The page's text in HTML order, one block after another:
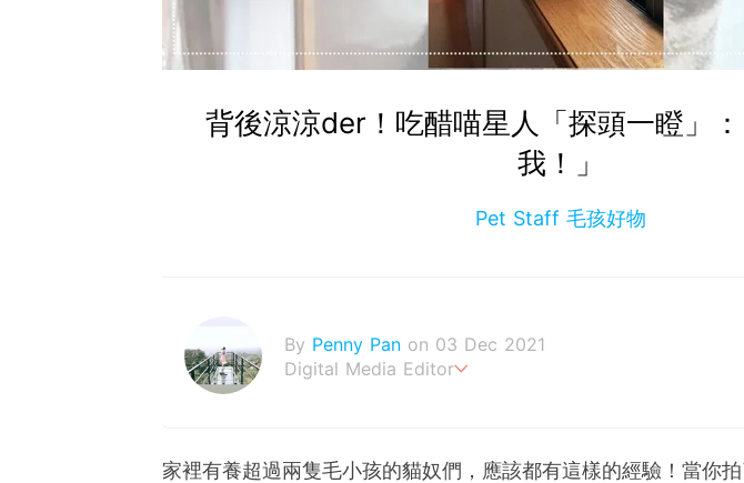
背後涼涼der！吃醋喵星人「探頭一瞪」
我！」
Pet Staff 毛孩好物
By Penny Pan on 03 Dec 2021
Digital Media Editor
家裡有養超過兩隻毛小孩的貓奴們，應該都有這樣的經驗！當你